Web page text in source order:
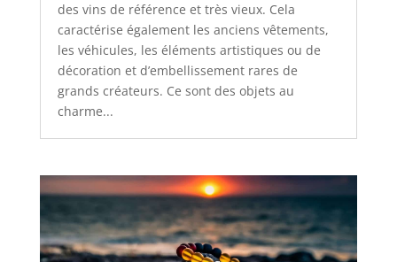
des vins de référence et très vieux. Cela
caractérise également les anciens vêtements,
les véhicules, les éléments artistiques ou de
décoration et d’embellissement rares de
grands créateurs. Ce sont des objets au
charme...